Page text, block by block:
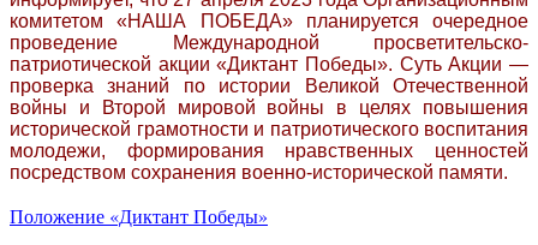
комитетом «НАША ПОБЕДА» планируется очередное
проведение Международной просветительско-
патриотической акции «Диктант Победы». Суть Акции —
проверка знаний по истории Великой Отечественной
войны и Второй мировой войны в целях повышения
исторической грамотности и патриотического воспитания
молодежи, формирования нравственных ценностей
посредством сохранения военно-исторической памяти.
Положение «Диктант Победы»